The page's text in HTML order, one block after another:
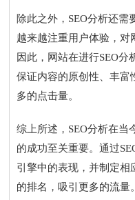
除此之外，SEO分析还
越来越注重用户体验，对
因此，网站在进行SEO分
保证内容的原创性、丰富
多的点击量。
综上所述，SEO分析在当
的成功至关重要。通过
引擎中的表现，并制定相
的排名，吸引更多的流量